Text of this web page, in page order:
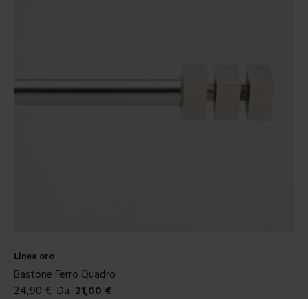
Linea oro
Bastone Ferro Quadro
24,90€ Da 21,00 €